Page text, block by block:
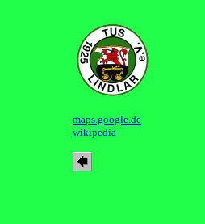
maps.google.de
wikipedia